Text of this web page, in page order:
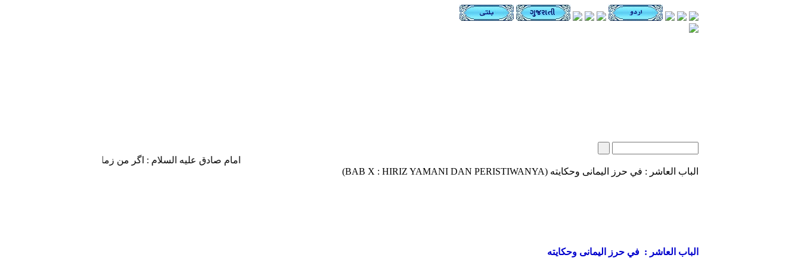
امام صادق علیه السلام : اگر من زمان او (حضرت مهدی علیه
الباب العاشر : في حرز اليمانى وحكايته (BAB X : HIRIZ YAMANI DAN PERISTIWANYA)
الباب العاشر : في حرز اليمانى وحكايته